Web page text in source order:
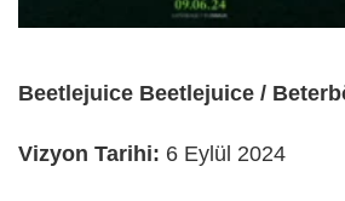
Beetlejuice Beetlejuice /
Vizyon Tarihi: 6 Eylül 2024